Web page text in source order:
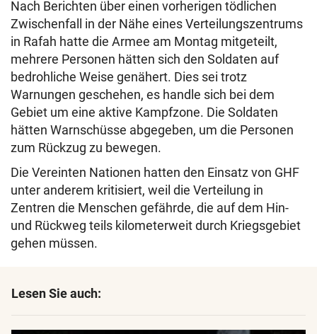
Nach Berichten über einen vorherigen tödlichen
Zwischenfall in der Nähe eines Verteilungszentrums
in Rafah hatte die Armee am Montag mitgeteilt,
mehrere Personen hätten sich den Soldaten auf
bedrohliche Weise genähert. Dies sei trotz
Warnungen geschehen, es handle sich bei dem
Gebiet um eine aktive Kampfzone. Die Soldaten
hätten Warnschüsse abgegeben, um die Personen
zum Rückzug zu bewegen.
Die Vereinten Nationen hatten den Einsatz von GHF
unter anderem kritisiert, weil die Verteilung in
Zentren die Menschen gefährde, die auf dem Hin-
und Rückweg teils kilometerweit durch Kriegsgebiet
gehen müssen.
Lesen Sie auch: